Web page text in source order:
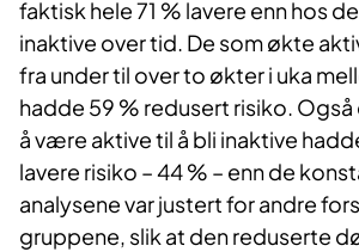
faktisk hele 71 % lavere enn hos
inaktive over tid. De som økte
fra under til over to økter i uka
hadde 59 % redusert risiko.
å være aktive til å bli inaktive
lavere risiko – 44 % – enn de
analysene var justert for andre
gruppene, slik at den reduserte